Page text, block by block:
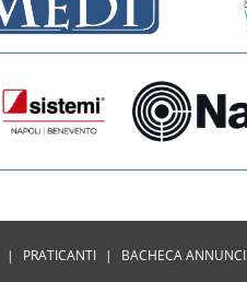
| PRATICANTI | BACHECA ANNUNCI